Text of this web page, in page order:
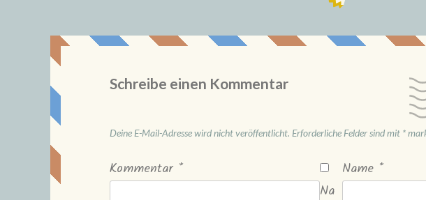
Schreibe einen Kommentar
Deine E-Mail-Adresse wird nicht veröffentlicht. Erforderliche Felder sind mit *
Kommentar * Name *
Na